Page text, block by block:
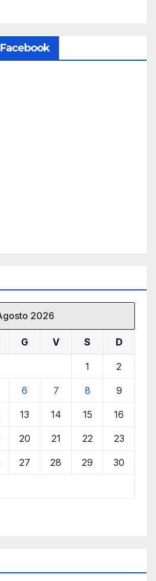
2026
G V S D
1 2
6 7 8 9
13 14 15 16
20 21 22 23
27 28 29 30